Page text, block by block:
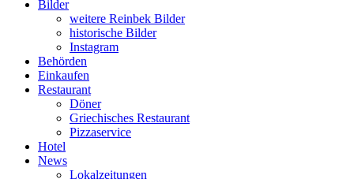
Bilder
weitere Reinbek Bilder
historische Bilder
Instagram
Behörden
Einkaufen
Restaurant
Döner
Griechisches Restaurant
Pizzaservice
Hotel
News
Lokalzeitungen